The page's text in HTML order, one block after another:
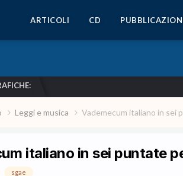
ARTICOLI CD
Leggi e musica Vademecum italiano in sei
italiano in sei puntate
sgae